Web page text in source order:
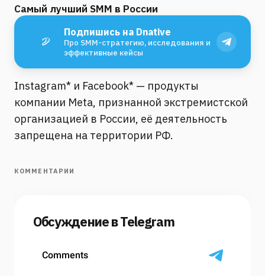
Самый лучший SMM в России
Подпишись на Dnative
Про SMM-стратегию, исследования и
эффективные кейсы
Instagram* и Facebook* — продукты
компании Meta, признанной экстремистской
организацией в России, её деятельность
запрещена на территории РФ.
КОММЕНТАРИИ
Обсуждение в Telegram